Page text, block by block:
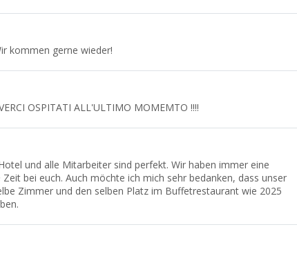
kommen gerne wieder!
OSPITATI ALL'ULTIMO MOMEMTO !!!!
und alle Mitarbeiter sind perfekt. Wir haben immer eine
bei euch. Auch möchte ich mich sehr bedanken, dass unser
Zimmer und den selben Platz im Buffetrestaurant wie 2025